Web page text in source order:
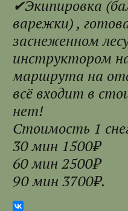
✔Экипировка
варежки) ,
заснеженном
инструктором
маршрута на
всё входит в
нет!
Стоимость 1
30 мин 1500₽
60 мин 2500₽
90 мин 3700₽.